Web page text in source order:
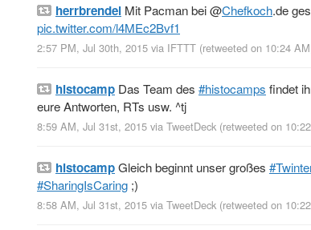
herrbrendel Mit Pacman bei@Chefkoch.de
pic.twitter.com/l4MEc2Bvf1
2:57 PM, Jul 30th, 2015 via IFTTT (retweeted on 10:24
histocamp Das Team des #histocamps findet
eure Antworten, RTs usw. ^tj
8:59 AM, Jul 31st, 2015 via TweetDeck (retweeted on
histocampGleich beginnt unser großes
#SharingIsCaring ;)
8:58 AM, Jul 31st, 2015 via TweetDeck (retweeted on